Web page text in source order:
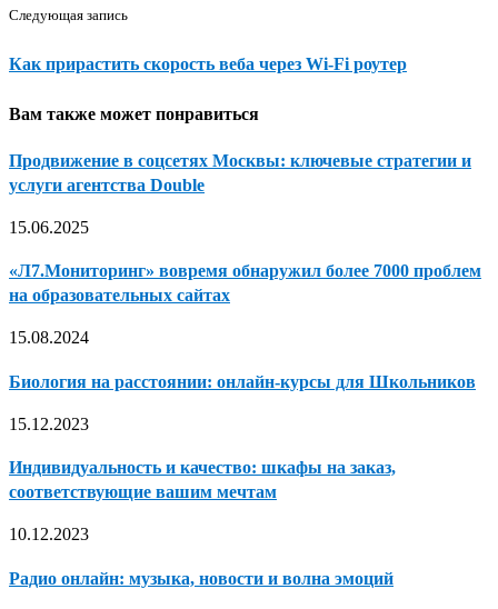
Следующая запись
Как прирастить скорость веба через Wi-Fi роутер
Вам также может понравиться
Продвижение в соцсетях Москвы: ключевые стратегии и
услуги агентства Double
15.06.2025
«Л7.Мониторинг» вовремя обнаружил более 7000 проблем
на образовательных сайтах
15.08.2024
Биология на расстоянии: онлайн-курсы для Школьников
15.12.2023
Индивидуальность и качество: шкафы на заказ,
соответствующие вашим мечтам
10.12.2023
Радио онлайн: музыка, новости и волна эмоций